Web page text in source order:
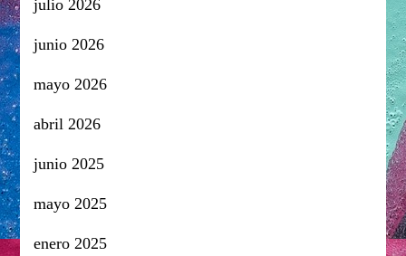
julio 2026
junio 2026
mayo 2026
abril 2026
junio 2025
mayo 2025
enero 2025